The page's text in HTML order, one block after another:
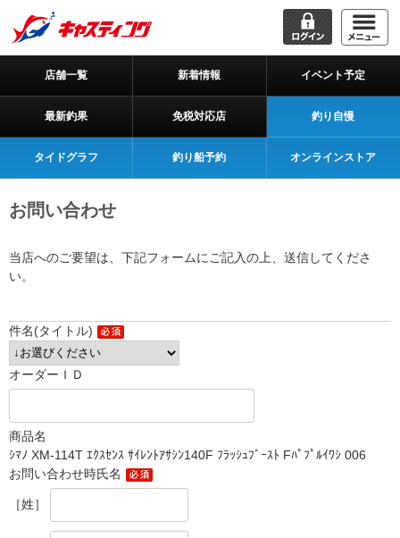
店舗一覧 新着情報 イベント予定
最新釣果 免税対応店 釣り自慢
タイドグラフ 釣り船予約 オンラインストア
お問い合わせ
当店へのご要望は、下記フォームにご記入の上、送信してくださ
い。
件名(タイトル)
オーダーＩＤ
商品名
ｼﾏﾉ XM-114T ｴｸｽｾﾝｽ ｻｲﾚﾝﾄｱｻｼﾝ140F ﾌﾗｯｼｭﾌﾞｰｽﾄ Fﾊﾟﾌﾟﾙｲﾜｼ 006
お問い合わせ時氏名
［姓］